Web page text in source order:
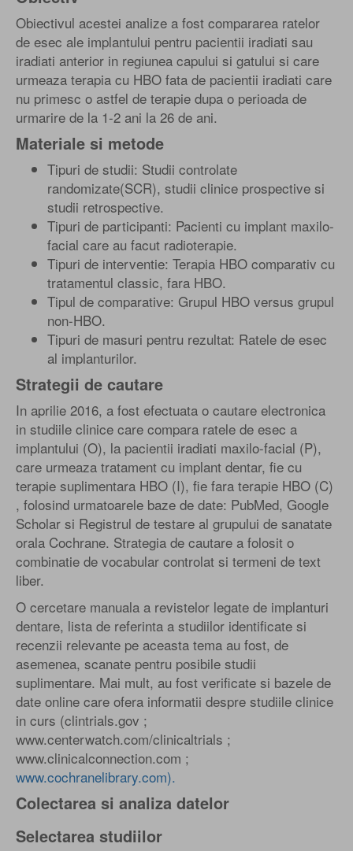
Obiectivul acestei analize a fost compararea ratelor
de esec ale implantului pentru pacientii iradiati sau
iradiati anterior in regiunea capului si gatului si care
urmeaza terapia cu HBO fata de pacientii iradiati care
nu primesc o astfel de terapie dupa o perioada de
urmarire de la 1-2 ani la 26 de ani.
Materiale si metode
Tipuri de studii: Studii controlate
randomizate(SCR), studii clinice prospective si
studii retrospective.
Tipuri de participanti: Pacienti cu implant maxilo-
facial care au facut radioterapie.
Tipuri de interventie: Terapia HBO comparativ cu
tratamentul classic, fara HBO.
Tipul de comparative: Grupul HBO versus grupul
non-HBO.
Tipuri de masuri pentru rezultat: Ratele de esec
al implanturilor.
Strategii de cautare
In aprilie 2016, a fost efectuata o cautare electronica
in studiile clinice care compara ratele de esec a
implantului (O), la pacientii iradiati maxilo-facial (P),
care urmeaza tratament cu implant dentar, fie cu
terapie suplimentara HBO (I), fie fara terapie HBO (C)
, folosind urmatoarele baze de date: PubMed, Google
Scholar si Registrul de testare al grupului de sanatate
orala Cochrane. Strategia de cautare a folosit o
combinatie de vocabular controlat si termeni de text
liber.
O cercetare manuala a revistelor legate de implanturi
dentare, lista de referinta a studiilor identificate si
recenzii relevante pe aceasta tema au fost, de
asemenea, scanate pentru posibile studii
suplimentare. Mai mult, au fost verificate si bazele de
date online care ofera informatii despre studiile clinice
in curs (clintrials.gov ;
www.centerwatch.com/clinicaltrials ;
www.clinicalconnection.com ;
www.cochranelibrary.com).
Colectarea si analiza datelor
Selectarea studiilor